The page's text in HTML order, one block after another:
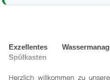
Exzellentes
Spülkasten
Herzlich willkommen zu